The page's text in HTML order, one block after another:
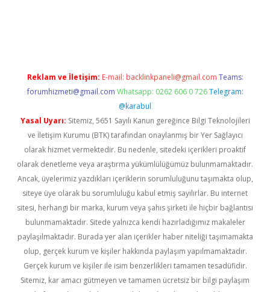
Reklam ve İletişim: E-mail: backlinkpaneli@gmail.com Teams:
forumhizmeti@gmail.com Whatsapp: 0262 606 0 726 Telegram:
@karabul
Yasal Uyarı: Sitemiz, 5651 Sayılı Kanun gereğince Bilgi Teknolojileri
ve İletişim Kurumu (BTK) tarafından onaylanmış bir Yer Sağlayıcı
olarak hizmet vermektedir. Bu nedenle, sitedeki içerikleri proaktif
olarak denetleme veya araştırma yükümlülüğümüz bulunmamaktadır.
Ancak, üyelerimiz yazdıkları içeriklerin sorumluluğunu taşımakta olup,
siteye üye olarak bu sorumluluğu kabul etmiş sayılırlar. Bu internet
sitesi, herhangi bir marka, kurum veya şahıs şirketi ile hiçbir bağlantısı
bulunmamaktadır. Sitede yalnızca kendi hazırladığımız makaleler
paylaşılmaktadır. Burada yer alan içerikler haber niteliği taşımamakta
olup, gerçek kurum ve kişiler hakkında paylaşım yapılmamaktadır.
Gerçek kurum ve kişiler ile isim benzerlikleri tamamen tesadüfidir.
Sitemiz, kar amacı gütmeyen ve tamamen ücretsiz bir bilgi paylaşım